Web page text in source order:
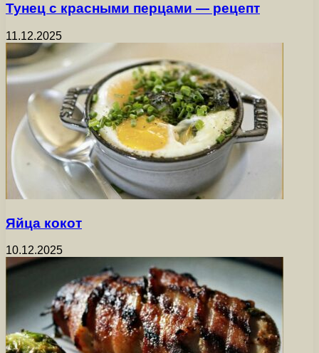
Тунец с красными перцами — рецепт
11.12.2025
Яйца кокот
10.12.2025